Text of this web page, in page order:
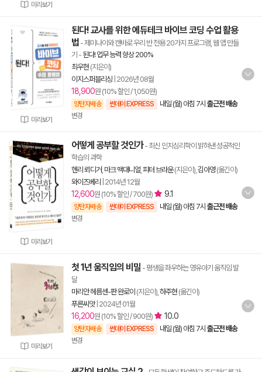
미리보기
미리보기
된다! 교사를 위한 에듀테크 바이브 코딩 수업 활용
법 - 제미나이와 캔바로 우리 반 전용 20가지 프로그램, 웹 앱 만들
기 - 된다! 업무 능력 향상 200%
최우현 (지은이)
이지스퍼블리싱 2026년 08월
18,900원 (10% 할인 / 1,050원)
양탄자배송 썬데이 EXPRESS 내일 (월) 아침 7시 출근전 배송
변경
미리보기
어떻게 공부할 것인가- 최신 인지심리학이 밝혀낸 성공적인
학습의 과학
헨리 뢰디거 마크 맥대니얼 피터 브라운(지은이), 김아영(옮긴이)
와이즈베리
2014년 12월
12,600원 (10% 할인 / 700원) 9.1
양탄자배송 썬데이 EXPRESS 내일 (월) 아침 7시 출근전 배송
변경
미리보기
첫 1년 움직임의 비밀 - 평생을 좌우하는 영유아기 움직임 발
달
마리안 헤름센-판 완로이 (지은이), 하주현 (옮긴이)
푸른씨앗| 2024년 01월
16,200원 (10% 할인 / 900원) 10.0
양탄자배송 썬데이 EXPRESS 내일 (월) 아침 7시 출근전 배송
변경